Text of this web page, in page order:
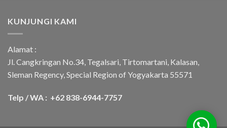
KUNJUNGI KAMI
Alamat :
Jl. Cangkringan No.34, Tegalsari, Tirtomartani, Kalasan,
Sleman Regency, Special Region of Yogyakarta 55571
Telp / WA : +62 838-6944-7757